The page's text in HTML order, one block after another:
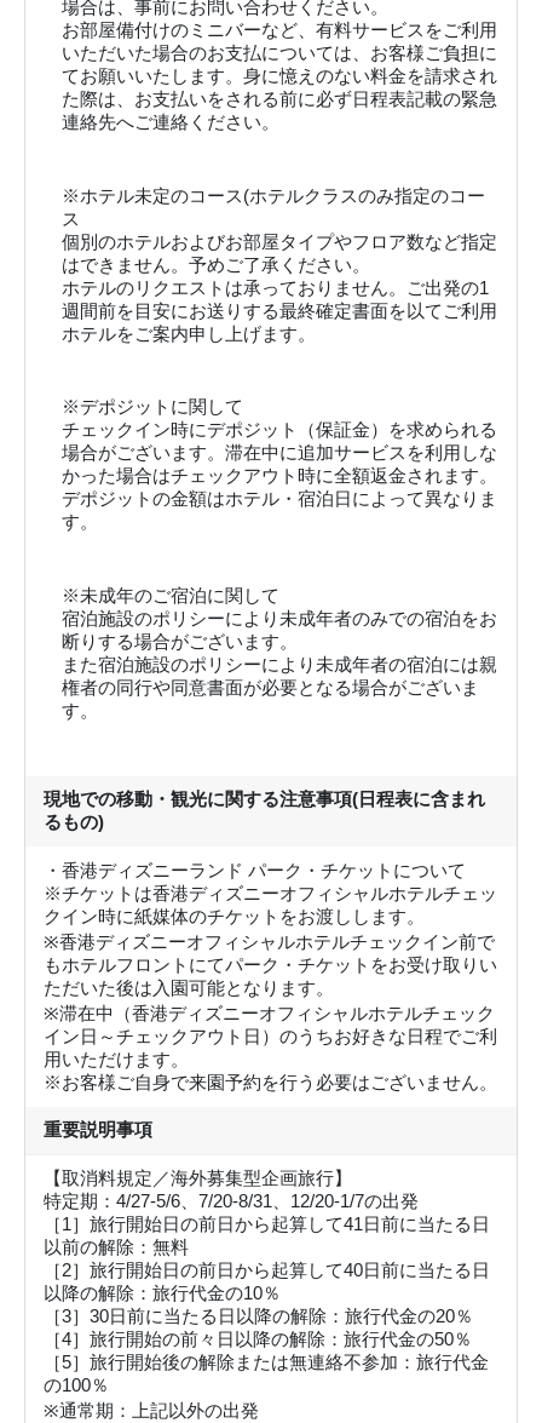
場合は、事前にお問い合わせください。
お部屋備付けのミニバーなど、有料サービスをご利用
いただいた場合のお支払については、お客様ご負担に
てお願いいたします。身に憶えのない料金を請求され
た際は、お支払いをされる前に必ず日程表記載の緊急
連絡先へご連絡ください。
※ホテル未定のコース(ホテルクラスのみ指定のコー
ス
個別のホテルおよびお部屋タイプやフロア数など指定
はできません。予めご了承ください。
ホテルのリクエストは承っておりません。ご出発の1
週間前を目安にお送りする最終確定書面を以てご利用
ホテルをご案内申し上げます。
※デポジットに関して
チェックイン時にデポジット（保証金）を求められる
場合がございます。滞在中に追加サービスを利用しな
かった場合はチェックアウト時に全額返金されます。
デポジットの金額はホテル・宿泊日によって異なりま
す。
※未成年のご宿泊に関して
宿泊施設のポリシーにより未成年者のみでの宿泊をお
断りする場合がございます。
また宿泊施設のポリシーにより未成年者の宿泊には親
権者の同行や同意書面が必要となる場合がございま
す。
現地での移動・観光に関する注意事項(日程表に含まれ
るもの)
・香港ディズニーランド パーク・チケットについて
※チケットは香港ディズニーオフィシャルホテルチェッ
クイン時に紙媒体のチケットをお渡しします。
※香港ディズニーオフィシャルホテルチェックイン前で
もホテルフロントにてパーク・チケットをお受け取りい
ただいた後は入園可能となります。
※滞在中（香港ディズニーオフィシャルホテルチェック
イン日～チェックアウト日）のうちお好きな日程でご利
用いただけます。
※お客様ご自身で来園予約を行う必要はございません。
重要説明事項
【取消料規定／海外募集型企画旅行】
特定期：4/27-5/6、7/20-8/31、12/20-1/7の出発
［1］旅行開始日の前日から起算して41日前に当たる日
以前の解除：無料
［2］旅行開始日の前日から起算して40日前に当たる日
以降の解除：旅行代金の10％
［3］30日前に当たる日以降の解除：旅行代金の20％
［4］旅行開始の前々日以降の解除：旅行代金の50％
［5］旅行開始後の解除または無連絡不参加：旅行代金
の100％
※通常期：上記以外の出発